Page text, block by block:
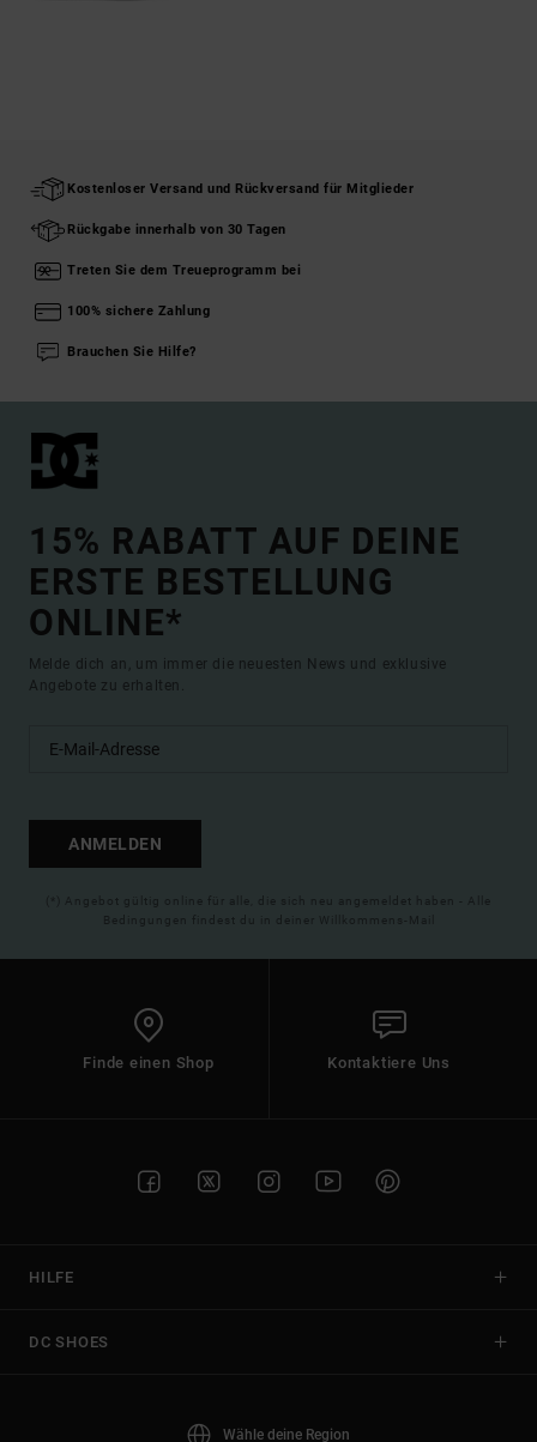
Kostenloser Versand und Rückversand für Mitglieder
Rückgabe innerhalb von 30 Tagen
Treten Sie dem Treueprogramm bei
100% sichere Zahlung
Brauchen Sie Hilfe?
15% RABATT AUF DEINE
ERSTE BESTELLUNG
ONLINE*
Melde dich an, um immer die neuesten News und exklusive
Angebote zu erhalten.
ANMELDEN
(*) Angebot gültig online für alle, die sich neu angemeldet haben - Alle
Bedingungen findest du in deiner Willkommens-Mail
Finde einen Shop Kontaktiere Uns
HILFE
DC SHOES
Wähle deine Region